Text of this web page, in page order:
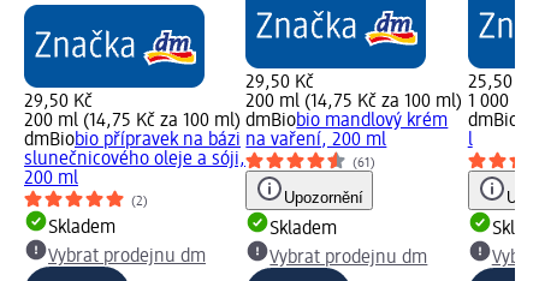
29,50 Kč
200 ml (14,75 Kč za 100 ml)
dmBiobio přípravek na bázi
slunečnicového oleje a sóji,
200 ml
(2)
Skladem
Vybrat prodejnu dm
29,50 Kč
200 ml (14,75 Kč za 100 ml)
dmBiobio mandlový krém
na vaření, 200 ml
(61)
Upozornění
Skladem
Vybrat prodejnu dm
25,50 Kč
1 000 ml
dmBio
l